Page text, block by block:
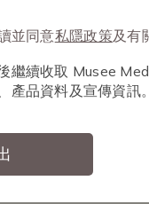
並同意私隱政策及有
繼續收取 Musee
產品資料及宣傳資訊。